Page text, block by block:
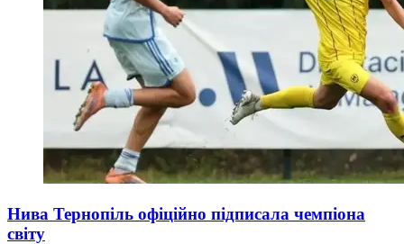
Нива Тернопіль офіційно підписала чемпіона
світу